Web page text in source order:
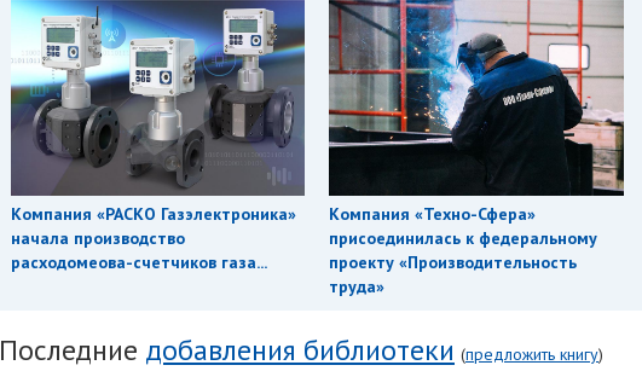
Компания «РАСКО Газэлектроника»
начала производство
расходомеова-счетчиков газа...
Компания «Техно-Сфера»
присоединилась к федеральному
проекту «Производительность
труда»
Последние добавления библиотеки (предложить книгу)